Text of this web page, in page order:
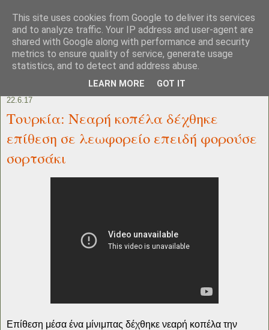
22.6.17
Τουρκία: Νεαρή κοπέλα δέχθηκε
επίθεση σε λεωφορείο επειδή φορούσε
σορτσάκι
Επίθεση μέσα ένα μίνιμπας δέχθηκε νεαρή κοπέλα την
This site uses cookies from Google to deliver its services
and to analyze traffic. Your IP address and user-agent are
shared with Google along with performance and security
metrics to ensure quality of service, generate usage
statistics, and to detect and address abuse.
LEARN MORE GOT IT